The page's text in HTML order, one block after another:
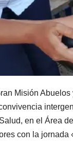
Misión
en el Área
con la jornada